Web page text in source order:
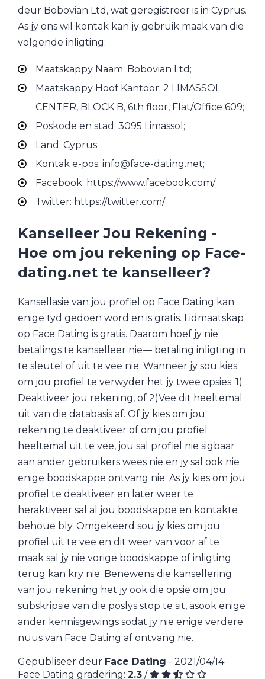
deur Bobovian Ltd, wat geregistreer is in Cyprus.
As jy ons wil kontak kan jy gebruik maak van die
volgende inligting:
Maatskappy Naam: Bobovian Ltd;
Maatskappy Hoof Kantoor: 2 LIMASSOL
CENTER, BLOCK B, 6th floor, Flat/Office 609;
Poskode en stad: 3095 Limassol;
Land: Cyprus;
Kontak e-pos: info@face-dating.net;
Facebook: https://www.facebook.com/;
Twitter: https://twitter.com/;
Kanselleer Jou Rekening -
Hoe om jou rekening op Face-
dating.net te kanselleer?
Kansellasie van jou profiel op Face Dating kan
enige tyd gedoen word en is gratis. Lidmaatskap
op Face Dating is gratis. Daarom hoef jy nie
betalings te kanselleer nie–– betaling inligting in
te sleutel of uit te vee nie. Wanneer jy sou kies
om jou profiel te verwyder het jy twee opsies: 1)
Deaktiveer jou rekening, of 2)Vee dit heeltemal
uit van die databasis af. Of jy kies om jou
rekening te deaktiveer of om jou profiel
heeltemal uit te vee, jou sal profiel nie sigbaar
aan ander gebruikers wees nie en jy sal ook nie
enige boodskappe ontvang nie. As jy kies om jou
profiel te deaktiveer en later weer te
heraktiveer sal al jou boodskappe en kontakte
behoue bly. Omgekeerd sou jy kies om jou
profiel uit te vee en dit weer van voor af te
maak sal jy nie vorige boodskappe of inligting
terug kan kry nie. Benewens die kansellering
van jou rekening het jy ook die opsie om jou
subskripsie van die poslys stop te sit, asook enige
ander kennisgewings sodat jy nie enige verdere
nuus van Face Dating af ontvang nie.
Gepubliseer deur Face Dating - 2021/04/14
Face Dating gradering: 2.3 /